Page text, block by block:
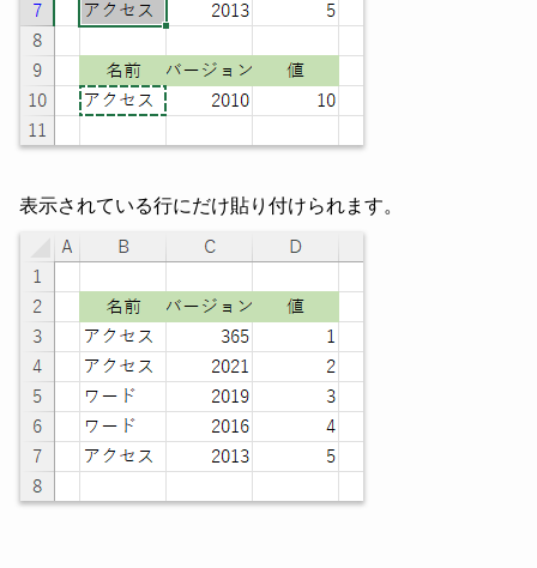
表示されている行にだけ貼り付けられます。